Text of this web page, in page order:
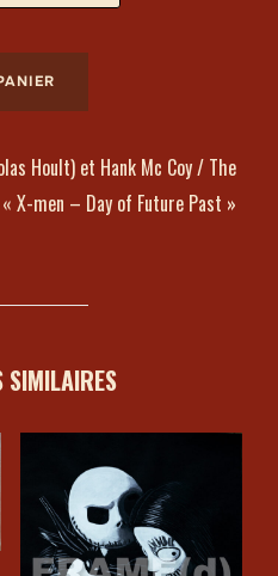
Hoult) et Hank Mc Coy / The
X-men – Day of Future Past »
SIMILAIRES